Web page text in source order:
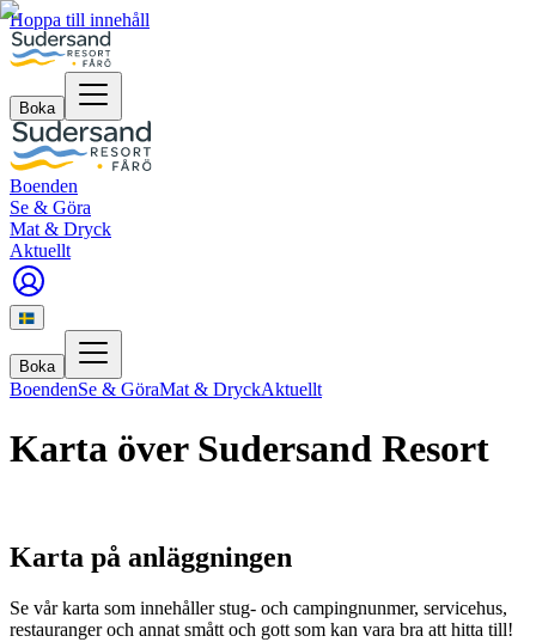
Hoppa till innehåll
Boka
Boenden
Se & Göra
Mat & Dryck
Aktuellt
Boka
BoendenSe & GöraMat & DryckAktuellt
Karta över Sudersand Resort
Karta på anläggningen
Se vår karta som innehåller stug- och campingnunmer, servicehus,
restauranger och annat smått och gott som kan vara bra att hitta till!